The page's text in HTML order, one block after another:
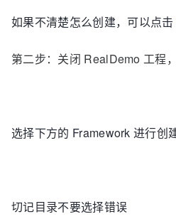
如果不清楚怎么创建，可以点击
第二步：关闭 RealDemo 工程
选择下方的 Framework 进行创
切记目录不要选择错误